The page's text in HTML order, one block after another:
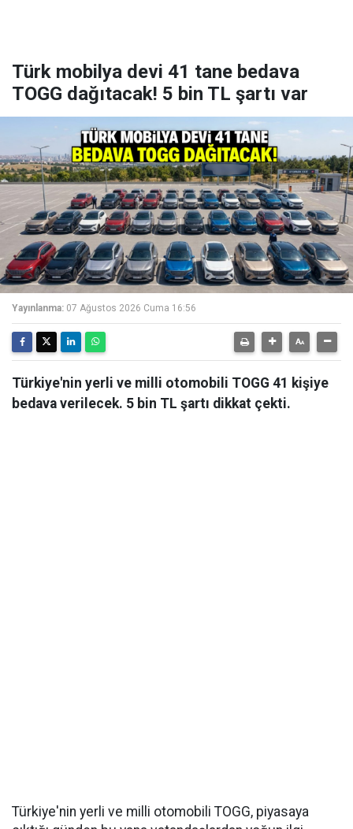
Türk mobilya devi 41 tane bedava
TOGG dağıtacak! 5 bin TL şartı var
Yayınlanma: 07 Ağustos 2026 Cuma 16:56
Türkiye'nin yerli ve milli otomobili TOGG 41 kişiye
bedava verilecek. 5 bin TL şartı dikkat çekti.
Türkiye'nin yerli ve milli otomobili TOGG, piyasaya